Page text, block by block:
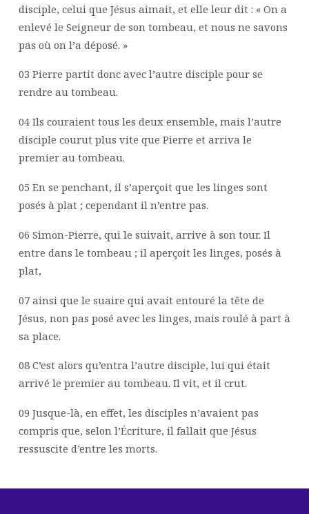
disciple, celui que Jésus aimait, et elle leur dit : « On a
enlevé le Seigneur de son tombeau, et nous ne savons
pas où on l’a déposé. »
03 Pierre partit donc avec l’autre disciple pour se
rendre au tombeau.
04 Ils couraient tous les deux ensemble, mais l’autre
disciple courut plus vite que Pierre et arriva le
premier au tombeau.
05 En se penchant, il s’aperçoit que les linges sont
posés à plat ; cependant il n’entre pas.
06 Simon-Pierre, qui le suivait, arrive à son tour. Il
entre dans le tombeau ; il aperçoit les linges, posés à
plat,
07 ainsi que le suaire qui avait entouré la tête de
Jésus, non pas posé avec les linges, mais roulé à part à
sa place.
08 C’est alors qu’entra l’autre disciple, lui qui était
arrivé le premier au tombeau. Il vit, et il crut.
09 Jusque-là, en effet, les disciples n’avaient pas
compris que, selon l’Écriture, il fallait que Jésus
ressuscite d’entre les morts.